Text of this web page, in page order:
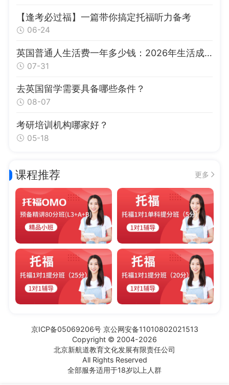
【逢考必过福】一篇带你搞定托福听力备考
06-24
英国普通人生活费一年多少钱：2026年生活成本全解析
07-31
去英国留学需要具备哪些条件？
08-07
考研培训机构哪家好？
05-18
课程推荐 更多
京ICP备05069206号 京公网安备11010802021513
Copyright © 2004-2026
北京新航道教育文化发展有限责任公司
All Rights Reserved
全部服务适用于18岁以上人群